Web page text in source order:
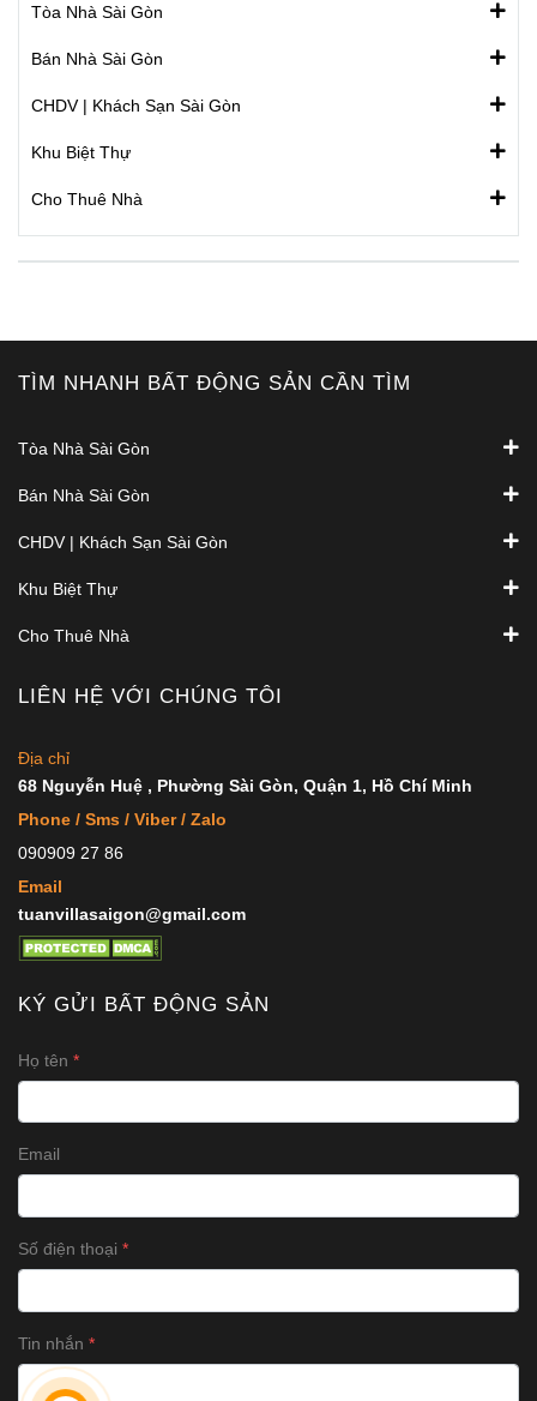
Tòa Nhà Sài Gòn
Bán Nhà Sài Gòn
CHDV | Khách Sạn Sài Gòn
Khu Biệt Thự
Cho Thuê Nhà
TÌM NHANH BẤT ĐỘNG SẢN CẦN TÌM
Tòa Nhà Sài Gòn
Bán Nhà Sài Gòn
CHDV | Khách Sạn Sài Gòn
Khu Biệt Thự
Cho Thuê Nhà
LIÊN HỆ VỚI CHÚNG TÔI
Địa chỉ
68 Nguyễn Huệ , Phường Sài Gòn, Quận 1, Hồ Chí Minh
Phone / Sms / Viber / Zalo
090909 27 86
Email
tuanvillasaigon@gmail.com
KÝ GỬI BẤT ĐỘNG SẢN
Họ tên
Email
Số điện thoại
Tin nhắn